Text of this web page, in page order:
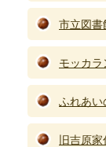
市立図書
モッカラ
ふれあい
旧吉原